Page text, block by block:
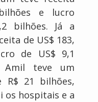
e lucro
bilhões. Já a
de US$ 183,
de US$ 9,1
Amil teve um
R$ 21 bilhões,
os hospitais e a